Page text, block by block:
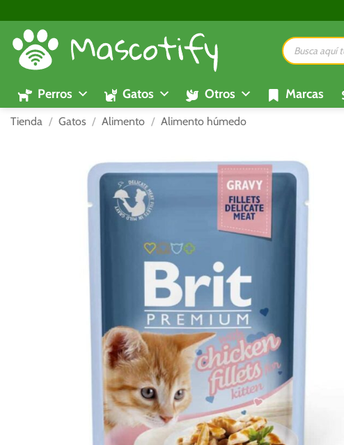
al
contenido
Búsqueda
de
productos
Perros Gatos Otros Marcas
Tienda / Gatos / Alimento / Alimento húmedo